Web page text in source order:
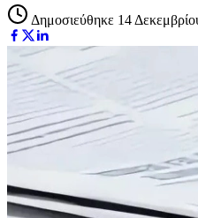
Δημοσιεύθηκε 14